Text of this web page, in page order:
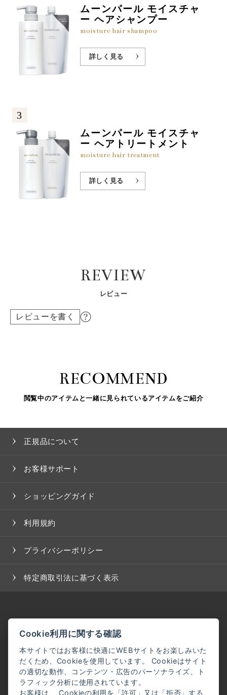
ムーンパール モイスチャ
ー ヘアシャンプー
moisture hair shampoo
詳しく見る
3
ムーンパール モイスチャ
ー ヘアトリートメント
moisture hair treatment
詳しく見る
REVIEW
レビュー
レビューを書く
RECOMMEND
閲覧中のアイテムと一緒に見られているアイテムをご紹介
正規品について
お客様サポート
ショッピングガイド
利用規約
プライバシーポリシー
特定商取引法に基づく表示
Cookie利用に関する確認
本サイトではお客様に快適にWEBサイトをお楽しみいた
だくため、Cookieを使用しています。 Cookieはサイト
の適切な動作、コンテンツ・広告のパーソナライズ、ト
ラフィック分析に使用されています。
お客様は、 Cookieの利用を「許可」又は「拒否」する